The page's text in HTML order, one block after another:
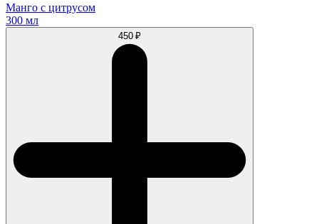
Манго с цитрусом
300 мл
450 ₽